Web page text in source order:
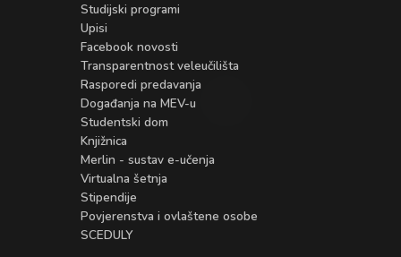
Studijski programi
Upisi
Facebook novosti
Transparentnost veleučilišta
Rasporedi predavanja
Događanja na MEV-u
Studentski dom
Knjižnica
Merlin - sustav e-učenja
Virtualna šetnja
Stipendije
Povjerenstva i ovlaštene osobe
SCEDULY